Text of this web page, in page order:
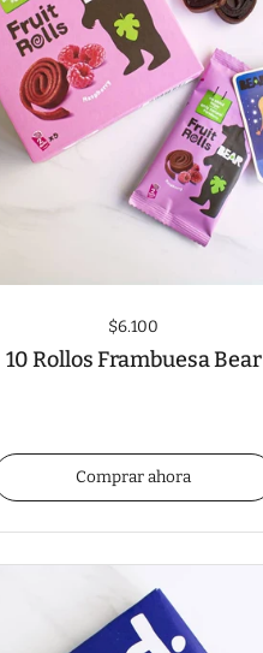
$6.100
10 Rollos Frambuesa Bear
Comprar ahora